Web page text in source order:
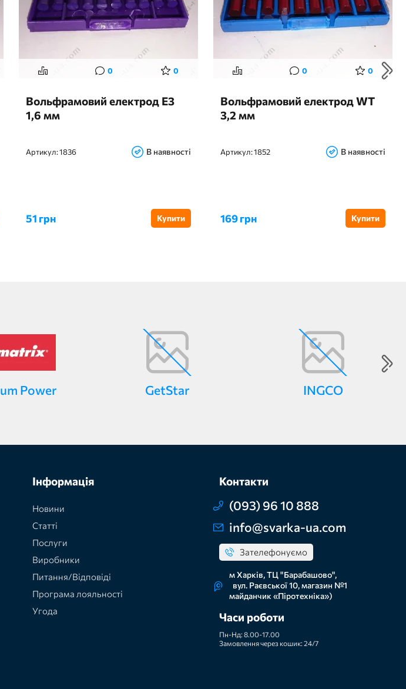
0 0
Вольфрамовий електрод Е3
1,6 мм
Артикул:1836 В наявності
51 грн Купити
0 0
Вольфрамовий електрод WT
3,2 мм
Артикул:1852 В наявності
169 грн Купити
Power GetStar INGCO
Інформація
Новини
Статті
Послуги
Виробники
Питання/Відповіді
Програма лояльності
Угода
Контакти
(093) 96 10 888
info@svarka-ua.com
Зателефонуємо
м Харків, ТЦ "Барабашово",
вул. Раєвської 10, магазин №1
майданчик «Піротехніка»)
Часи роботи
Пн-Нд: 8.00-17.00
Замовлення через кошик: 24/7